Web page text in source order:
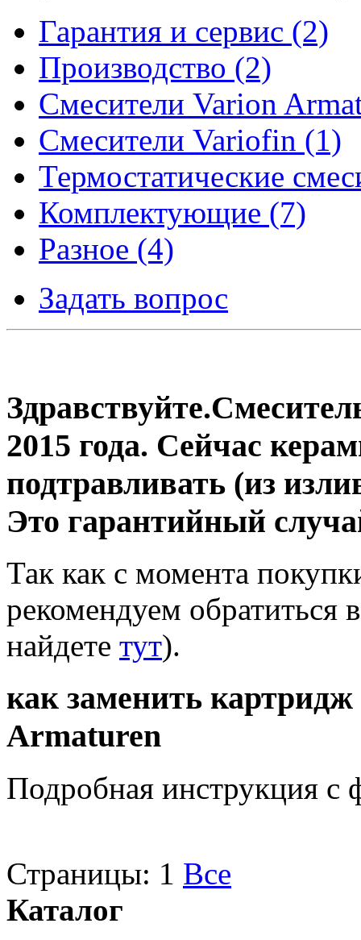
Гарантия и сервис (2)
Производство (2)
Смесители Varion
Смесители Variofin (1)
Термостатические
Комплектующие (7)
Разное (4)
Задать вопрос
2015 года. Сейчас
подтравливать (из
Это гарантийный
Так как с момента
рекомендуем обратиться
найдете тут).
как заменить
Armaturen
Подробная инструкция с
Страницы: 1 Все
Каталог